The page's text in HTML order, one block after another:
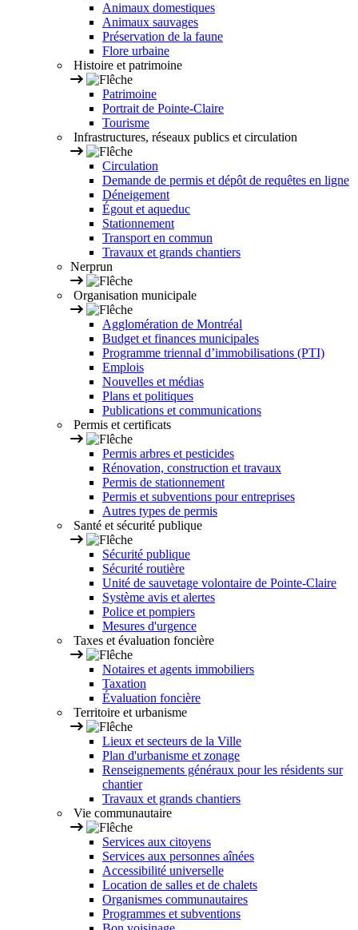
Animaux domestiques
Animaux sauvages
Préservation de la faune
Flore urbaine
Histoire et patrimoine
Patrimoine
Portrait de Pointe-Claire
Tourisme
Infrastructures, réseaux publics et circulation
Circulation
Demande de permis et dépôt de requêtes en ligne
Déneigement
Égout et aqueduc
Stationnement
Transport en commun
Travaux et grands chantiers
Nerprun
Organisation municipale
Agglomération de Montréal
Budget et finances municipales
Programme triennal d’immobilisations (PTI)
Emplois
Nouvelles et médias
Plans et politiques
Publications et communications
Permis et certificats
Permis arbres et pesticides
Rénovation, construction et travaux
Permis de stationnement
Permis et subventions pour entreprises
Autres types de permis
Santé et sécurité publique
Sécurité publique
Sécurité routière
Unité de sauvetage volontaire de Pointe-Claire
Système avis et alertes
Police et pompiers
Mesures d'urgence
Taxes et évaluation foncière
Notaires et agents immobiliers
Taxation
Évaluation foncière
Territoire et urbanisme
Lieux et secteurs de la Ville
Plan d'urbanisme et zonage
Renseignements généraux pour les résidents sur
chantier
Travaux et grands chantiers
Vie communautaire
Services aux citoyens
Services aux personnes aînées
Accessibilité universelle
Location de salles et de chalets
Organismes communautaires
Programmes et subventions